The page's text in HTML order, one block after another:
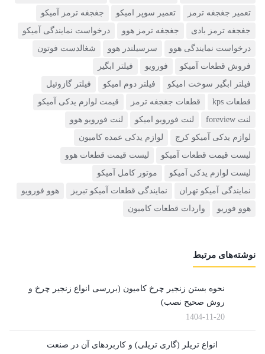
تعمیر جغجغه ترمز
تعمیر سوپر امیکو
جغجغه ترمز آمیکو
جغجغه ترمز بادی
جغجغه ترمز هوو
درخواست نمایندگی آمیکو
درخواست نمایندگی هوو
سرسیلندر هوو
شغالدست فوتون
فروش قطعات آمیکو
فورویو
فیلتر ابگیر
فیلتر ابگیر سوخت امیکو
فیلتر دوم امیکو
فیلتر گازوئیل
قطعات kps
قطعات جغجغه ترمز
قیمت لوازم یدکی آمیکو
لنت foreview
لنت فورویو امیکو
لنت فورویو هوو
لوازم یدکی آمیکو کرج
لوازم یدکی عمده کامیون
لیست قیمت قطعات آمیکو
لیست قیمت قطعات هوو
لیست لوازم یدکی آمیکو
موتور کامل آمیکو
نمایندگی آمیکو تهران
نمایندگی قطعات آمیکو تبریز
هوو فورویو
هوو فوریو
واردات قطعات کامیون
نوشته‌های مرتبط
نحوه بستن زنجیر چرخ کامیون (بررسی انواع زنجیر چرخ و
روش صحیح نصب)
1404-11-20
انواع تریلر (گاری تریلی) و کاربردهای آن در صنعت